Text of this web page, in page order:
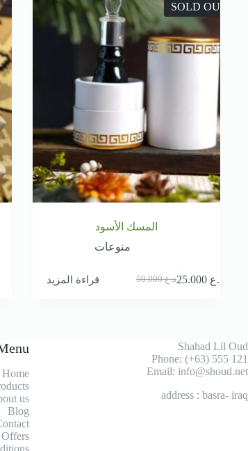
SOLD OUT
المسك الأسود
منوعات
د.ع50.000
السعر
د.ع
السعر
قراءة المزيد
Shahad Lil Oud
Phone: (+63) 555 121
Email: info@shoud.net
address : basra- iraq
Home
us
Blog